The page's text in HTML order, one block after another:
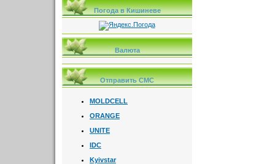
Погода в Кишиневе
Валюта
Отправить СМС
MOLDCELL
ORANGE
UNITE
IDC
Kyivstar